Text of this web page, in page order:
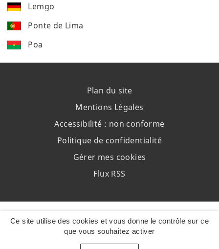
Ce site utilise des cookies et vous donne le contrôle sur ce
que vous souhaitez activer
Lemgo
Ponte de Lima
Poa
Plan du site
Mentions Légales
Accessibilité : non conforme
Politique de confidentialité
Gérer mes cookies
Flux RSS